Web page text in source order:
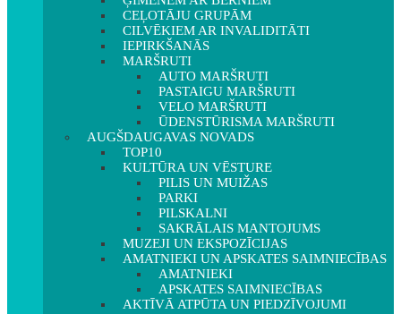
CEĻOTĀJU GRUPĀM
CILVĒKIEM AR INVALIDITĀTI
IEPIRKŠANĀS
MARŠRUTI
AUTO MARŠRUTI
PASTAIGU MARŠRUTI
VELO MARŠRUTI
ŪDENSTŪRISMA MARŠRUTI
AUGŠDAUGAVAS NOVADS
TOP10
KULTŪRA UN VĒSTURE
PILIS UN MUIŽAS
PARKI
PILSKALNI
SAKRĀLAIS MANTOJUMS
MUZEJI UN EKSPOZĪCIJAS
AMATNIEKI UN APSKATES SAIMNIECĪBAS
AMATNIEKI
APSKATES SAIMNIECĪBAS
AKTĪVĀ ATPŪTA UN PIEDZĪVOJUMI